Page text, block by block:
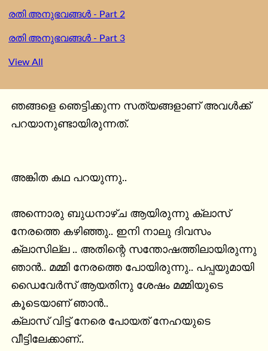
രതി അനുഭവങ്ങൾ - Part 2
രതി അനുഭവങ്ങൾ - Part 3
View All
ഞങ്ങളെ ഞെട്ടിക്കുന്ന സത്യങ്ങളാണ് അവൾക്ക്
പറയാനുണ്ടായിരുന്നത്.
അങ്കിത കഥ പറയുന്നു..
അന്നൊരു ബുധനാഴ്ച ആയിരുന്നു ക്ലാസ്
നേരത്തെ കഴിഞ്ഞു.. ഇനി നാലു ദിവസം
ക്ലാസില്ല .. അതിന്റെ സന്തോഷത്തിലായിരുന്നു
ഞാൻ.. മമ്മി നേരത്തെ പോയിരുന്നു.. പപ്പയുമായി
ഡൈവേർസ് ആയതിനു ശേഷം മമ്മിയുടെ
കൂടെയാണ് ഞാൻ..
ക്ലാസ് വിട്ട് നേരെ പോയത് നേഹയുടെ
വീട്ടിലേക്കാണ്..